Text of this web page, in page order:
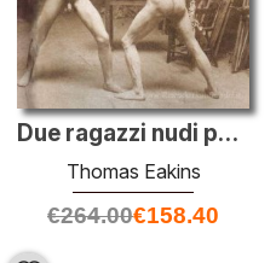
narrativa visiva che
si tratti di un ufficio, di un
di Eakins infondono
conversazioni e
Due ragazzi nudi pugilato in atelier
Thomas Eakins
€264.00€158.40